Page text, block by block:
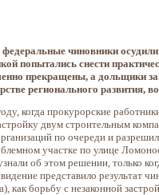
чиновники осудили
попытались снести
прекращены, а дольщики
регионального развития,
когда прокурорские
двум строительным
по очереди и
участке по улице
об этом решении, только
представило результат
борьбу с незаконной